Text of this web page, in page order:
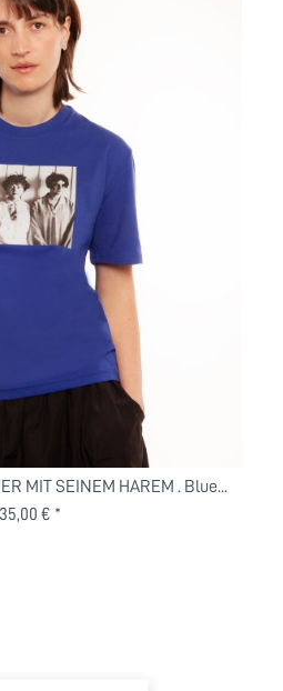
MIT SEINEM HAREM . Blue...
35,00 € *